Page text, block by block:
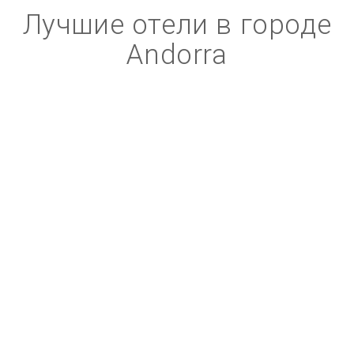
Лучшие отели в городе
Andorra